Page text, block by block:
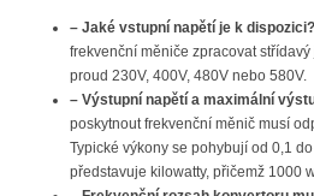
– Jaké vstupní napětí je k dispozici?
frekvenční měniče zpracovat
proud 230V, 400V, 480V nebo 580V.
– Výstupní napětí a maximální
poskytnout frekvenční měnič musí
Typické výkony se pohybují od 0,1
představuje kilowatty, přičemž 1000